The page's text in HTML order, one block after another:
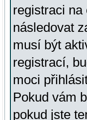
registraci na
následovat
musí být
registrací,
moci
Pokud vám
pokud jste